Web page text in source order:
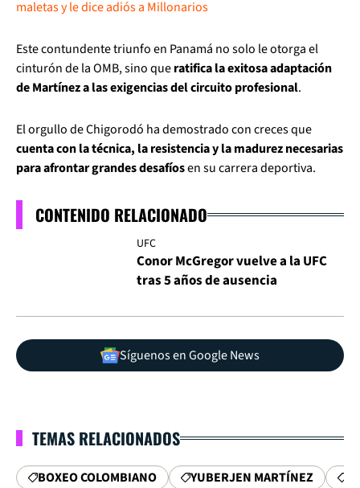
maletas y le dice adiós a Millonarios
Este contundente triunfo en Panamá no solo le otorga el
cinturón de la OMB, sino queratifica la exitosa adaptación
de Martínez a las exigencias del circuito profesional.
El orgullo de Chigorodó ha demostrado con creces que
cuenta con la técnica, la resistencia y la madurez necesarias
para afrontar grandes desafíosen su carrera deportiva.
CONTENIDO RELACIONADO
UFC
Conor McGregor vuelve a la UFC
tras 5 años de ausencia
Síguenos en Google News
TEMAS RELACIONADOS
BOXEO COLOMBIANO YUBERJEN MARTÍNEZ